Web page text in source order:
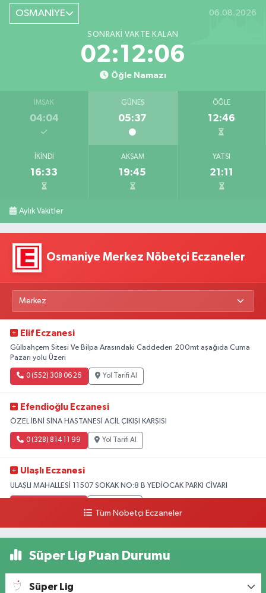
OSMANİYE 06.08.2026
SONRAKI VAKTE KALAN
02:12:05
Öğle Namazı
İMSAK
04:04
GÜNEŞ
05:37
ÖĞLE
12:46
İKINDI
16:33
AKŞAM
19:45
YATSI
21:11
Aylık Vakitler
Osmaniye Merkez Nöbetçi Eczaneler
Elif Eczanesi
Gülbahçem Sitesi Ve Bilpa Arasındaki Caddeden 200mt aşağıda Cuma
Pazarı yolu Üzeri
0 (552) 308 06 26 Yol Tarifi Al
Efendioğlu Eczanesi
ÖZEL İBNİ SİNA HASTANESİ ACİL ÇIKIŞI KARŞISI
0 (328) 814 11 99 Yol Tarifi Al
Ulaşlı Eczanesi
ULAŞLI MAHALLESİ 11507 SOKAK NO:8 B YEDİOCAK PARKI CİVARI
Tüm Nöbetçi Eczaneler
Süper Lig Puan Durumu
Süper Lig